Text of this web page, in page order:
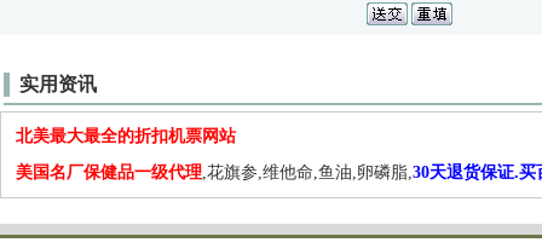
实用资讯
北美最大最全的折扣机票网站
美国名厂保健品一级代理,花旗参,维他命,鱼油,卵磷脂,30天退货保证.买